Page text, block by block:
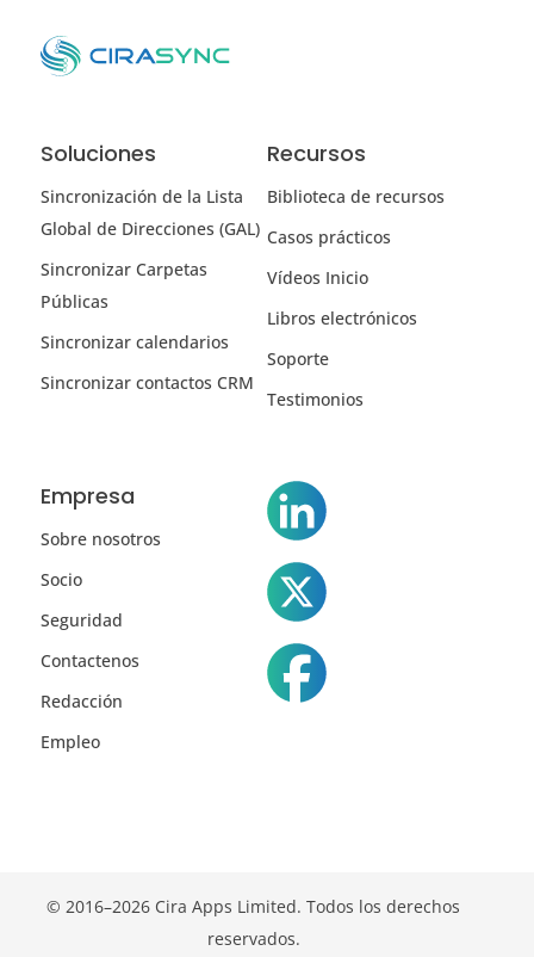
Soluciones
Sincronización de la Lista
Global de Direcciones (GAL)
Sincronizar Carpetas
Públicas
Sincronizar calendarios
Sincronizar contactos CRM
Recursos
Biblioteca de recursos
Casos prácticos
Vídeos Inicio
Libros electrónicos
Soporte
Testimonios
Empresa
Sobre nosotros
Socio
Seguridad
Contactenos
Redacción
Empleo
© 2016–2026 Cira Apps Limited. Todos los derechos
reservados.